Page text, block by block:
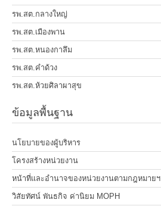
รพ.สต.กลางใหญ่
รพ.สต.เมืองพาน
รพ.สต.หนองกาลึม
รพ.สต.คำด้วง
รพ.สต.ห้วยศิลาผาสุข
ข้อมูลพื้นฐาน
นโยบายของผู้บริหาร
โครงสร้างหน่วยงาน
หน้าที่และอำนาจของหน่วยงานตามกฎหมายฯ
วิสัยทัศน์ พันธกิจ ค่านิยม MOPH